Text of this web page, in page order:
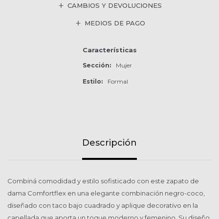
CAMBIOS Y DEVOLUCIONES
MEDIOS DE PAGO
Características
Sección Mujer
Estilo Formal
Descripción
Combiná comodidad y estilo sofisticado con este zapato de
dama Comfortflex en una elegante combinación negro-coco,
diseñado con taco bajo cuadrado y aplique decorativo en la
capellada que aporta un toque moderno y femenino. Su diseño